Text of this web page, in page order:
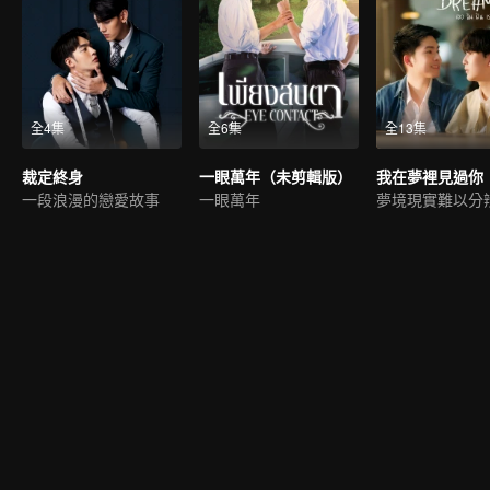
全4集
裁定終身
一段浪漫的戀愛故事
全6集
一眼萬年（未剪輯版）
一眼萬年
全13集
我在夢裡見過你
夢境現實難以分